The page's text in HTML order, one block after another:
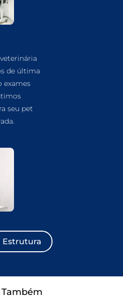
de última
exames
seu pet
Estrutura
Também